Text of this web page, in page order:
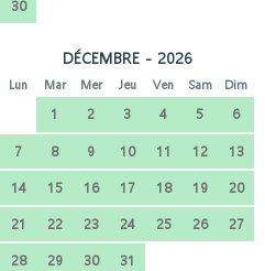
30
DÉCEMBRE - 2026
Lun Mar Mer Jeu Ven Sam Dim
1 2 3 4 5
6
7
8 9 10 11 12
13
14
15 16 17 18 19
20
21
22 23 24 25 26
27
28
29 30 31